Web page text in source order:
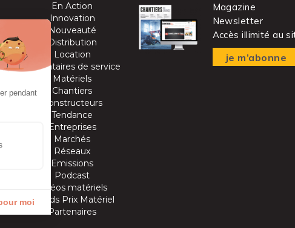
En Action
Innovation
Nouveauté
Distribution
Location
Prestataires de service
Matériels
Chantiers
Constructeurs
Tendance
Entreprises
Marchés
Réseaux
Emissions
Podcast
Vidéos matériels
Grands Prix Matériel
Partenaires
Magazine
Newsletter
Accès illimité au
je m’abonne